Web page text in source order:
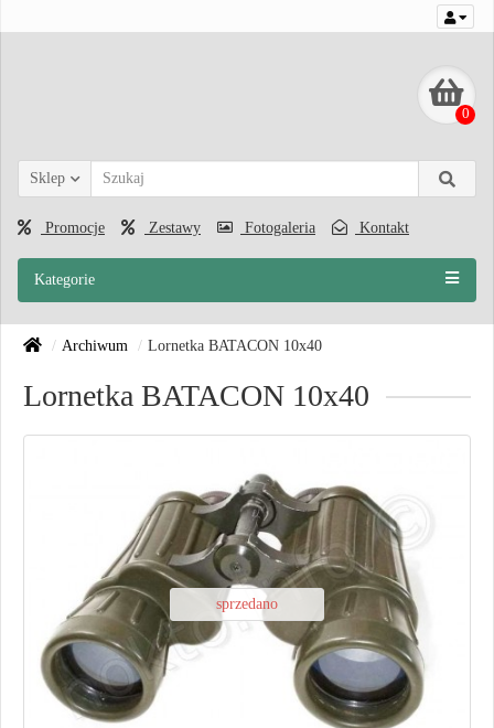
0
Sklep
Promocje Zestawy Fotogaleria Kontakt
Kategorie
Archiwum Lornetka BATACON 10x40
Lornetka BATACON 10x40
sprzedano